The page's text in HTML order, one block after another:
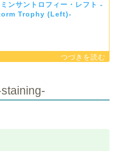
ミンサントロフィー・レフト -
Trophy (Left)-